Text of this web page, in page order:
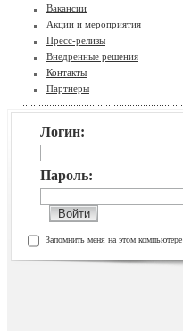
Вакансии
Акции и мероприятия
Пресс-релизы
Внедренные решения
Контакты
Партнеры
Логин:
Пароль:
Запомнить меня на этом компьютере